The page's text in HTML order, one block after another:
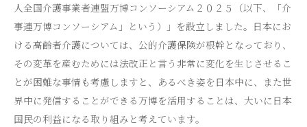
人全国介護事業者連盟万博コンソーシアム２０２５（以下、「介
事連万博コンソーシアム」という）」を設立しました。日本にお
ける高齢者介護については、公的介護保険が根幹となっており、
その変革を産むためには法改正と言う非常に変化を生じさせるこ
とが困難な事情も考慮しますと、あるべき姿を日本中に、また世
界中に発信することができる万博を活用することは、大いに日本
国民の利益になる取り組みと考えています。